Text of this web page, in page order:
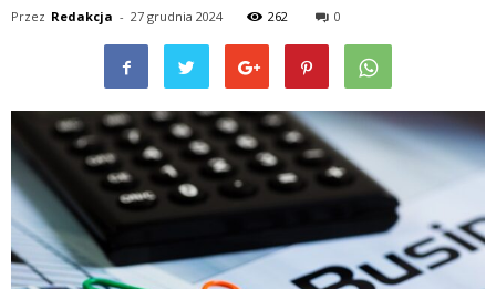
Przez Redakcja - 27 grudnia 2024 262 0